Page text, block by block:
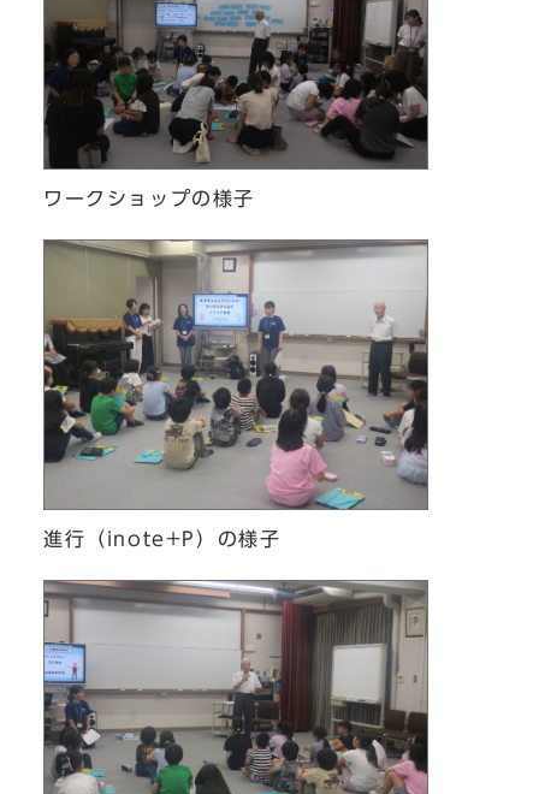
ワークショップの様子
進行（inote+P）の様子